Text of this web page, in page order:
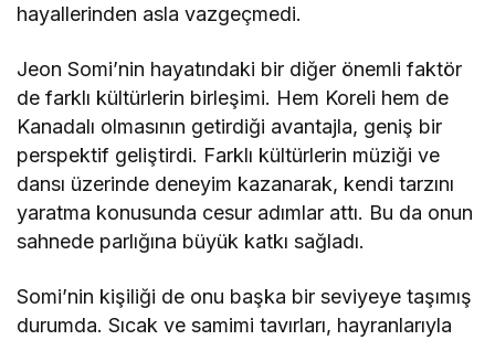
hayallerinden asla vazgeçmedi.
Jeon Somi’nin hayatındaki bir diğer önemli faktör
de farklı kültürlerin birleşimi. Hem Koreli hem de
Kanadalı olmasının getirdiği avantajla, geniş bir
perspektif geliştirdi. Farklı kültürlerin müziği ve
dansı üzerinde deneyim kazanarak, kendi tarzını
yaratma konusunda cesur adımlar attı. Bu da onun
sahnede parlığına büyük katkı sağladı.
Somi’nin kişiliği de onu başka bir seviyeye taşımış
durumda. Sıcak ve samimi tavırları, hayranlarıyla